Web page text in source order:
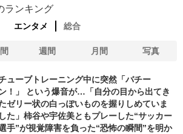
ランキング
エンタメ 総合
週間 月間 写真
ューブトレーニング中に突然「バチー
！」 という爆音が…「自分の目から出てき
ゼリー状の白っぽいものを握りしめていま
した」柿谷や宇佐美ともプレーした“サッカー
手”が視覚障害を負った“恐怖の瞬間”を明か